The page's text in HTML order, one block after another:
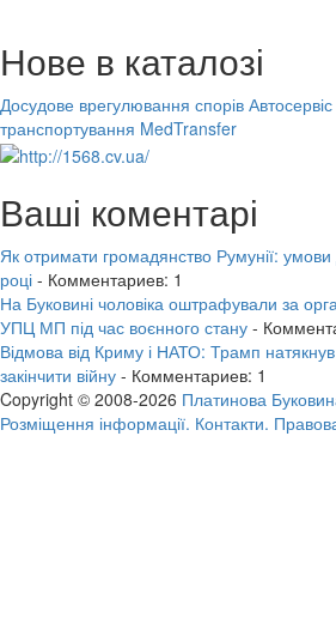
Нове в каталозі
Досудове врегулювання спорів
транспортування MedTransfer
Ваші коментарі
Як отримати громадянство Румунії:
році - Комментариев: 1
На Буковині чоловіка оштрафували за
УПЦ МП під час воєнного стану -
Відмова від Криму і НАТО: Трамп
закінчити війну - Комментариев: 1
Copyright © 2008-2026 Платинова
Розміщення інформації. Контакти.